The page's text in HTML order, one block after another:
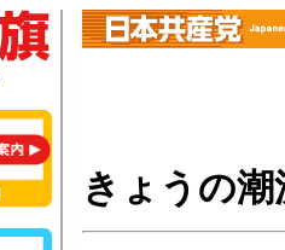
きょうの潮